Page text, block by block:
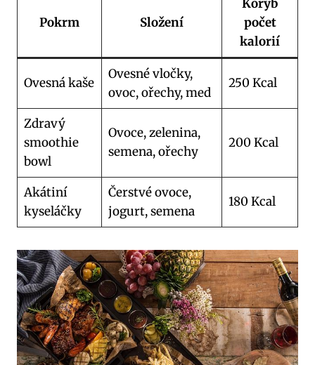
Pokrm Složení
Korýb
počet
kalorií
Ovesná kaše
Ovesné vločky,
ovoc, ořechy, med
250 Kcal
Zdravý
smoothie
bowl
Ovoce, zelenina,
semena, ořechy
200 Kcal
Akátiní
kyseláčky
Čerstvé ovoce,
jogurt, semena
180 Kcal